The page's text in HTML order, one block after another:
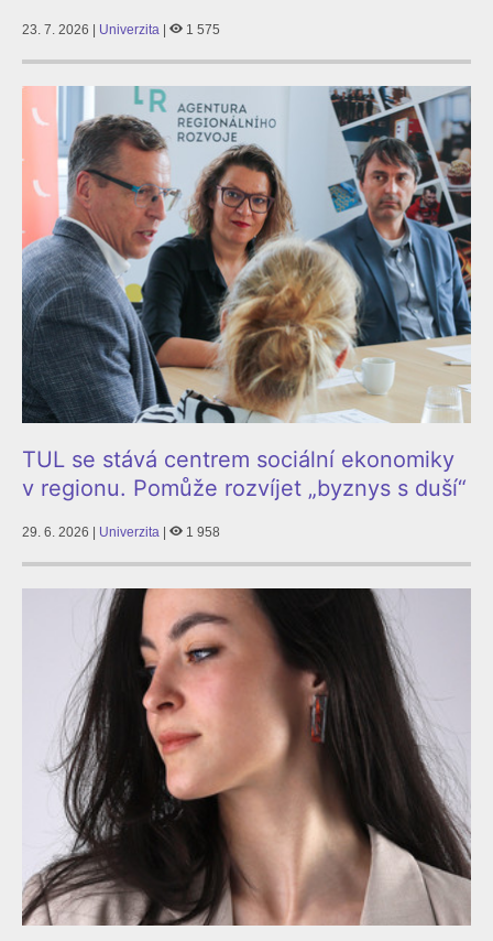
23. 7. 2026 | Univerzita | 1 575
TUL se stává centrem sociální ekonomiky
v regionu. Pomůže rozvíjet „byznys s duší“
29. 6. 2026 | Univerzita | 1 958